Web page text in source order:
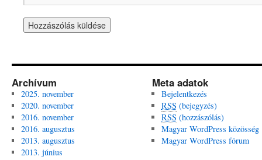
Archívum
2025. november
2020. november
2016. november
2016. augusztus
2013. augusztus
2013. június
Meta adatok
Bejelentkezés
RSS (bejegyzés)
RSS (hozzászólás)
Magyar WordPress közösség
Magyar WordPress fórum